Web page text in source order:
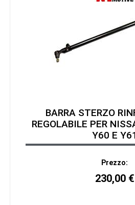
BARRA STERZO
REGOLABILE PER
Y60 E
Prezzo:
230,00 €